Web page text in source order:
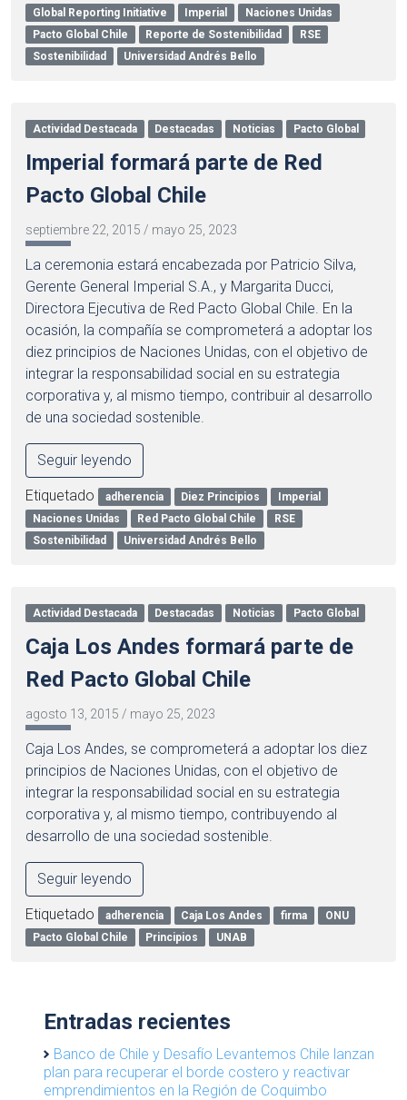
Global Reporting Initiative Imperial
Naciones Unidas
Pacto Global Chile
Reporte de Sostenibilidad
RSE
Sostenibilidad
Universidad Andrés Bello
Actividad Destacada Destacadas Noticias Pacto Global
Imperial formará parte de Red
Pacto Global Chile
septiembre 22, 2015 / mayo 25, 2023
La ceremonia estará encabezada por Patricio Silva,
Gerente General Imperial S.A., y Margarita Ducci,
Directora Ejecutiva de Red Pacto Global Chile. En la
ocasión, la compañía se comprometerá a adoptar los
diez principios de Naciones Unidas, con el objetivo de
integrar la responsabilidad social en su estrategia
corporativa y, al mismo tiempo, contribuir al desarrollo
de una sociedad sostenible.
Seguir leyendo
Etiquetado adherencia Diez Principios
Imperial
Naciones Unidas
Red Pacto Global Chile
RSE
Sostenibilidad
Universidad Andrés Bello
Actividad Destacada Destacadas Noticias Pacto Global
Caja Los Andes formará parte de
Red Pacto Global Chile
agosto 13, 2015 / mayo 25, 2023
Caja Los Andes, se comprometerá a adoptar los diez
principios de Naciones Unidas, con el objetivo de
integrar la responsabilidad social en su estrategia
corporativa y, al mismo tiempo, contribuyendo al
desarrollo de una sociedad sostenible.
Seguir leyendo
Etiquetado adherencia Caja Los Andes firma
ONU
Pacto Global Chile
Principios UNAB
Entradas recientes
Banco de Chile y Desafío Levantemos Chile lanzan
plan para recuperar el borde costero y reactivar
emprendimientos en la Región de Coquimbo